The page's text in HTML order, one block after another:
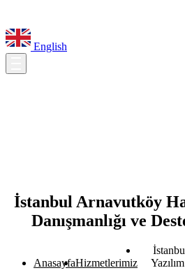
English
İstanbul Arnavutköy
Danışmanlığı ve
AnasayfaHizmetlerimiz